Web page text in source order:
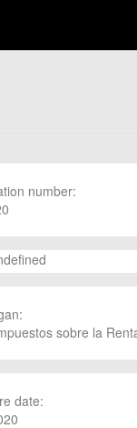
number:
sobre la
date: